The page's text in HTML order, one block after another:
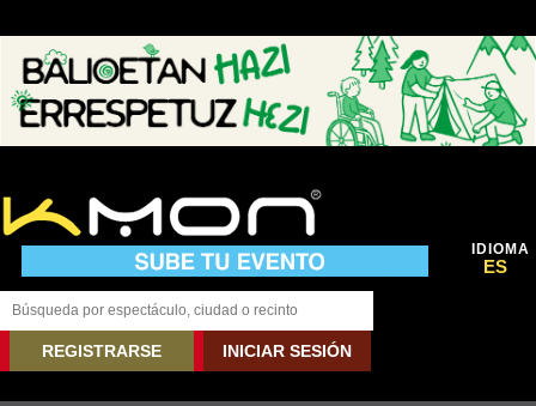
IDIOMA
ES
REGISTRARSE INICIAR SESIÓN